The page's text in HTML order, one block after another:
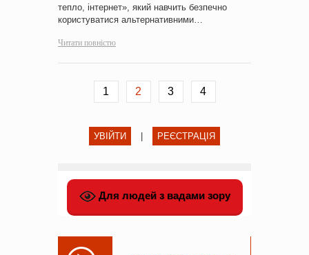
тепло, інтернет», який навчить безпечно
користуватися альтернативними…
Читати повністю
1 2 3 4
УВІЙТИ РЕЄСТРАЦІЯ
Для людей з вадами зору